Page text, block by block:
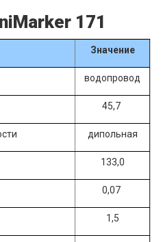
171
Значение
водопровод
45,7
дипольная
133,0
0,07
1,5